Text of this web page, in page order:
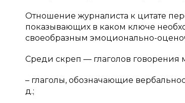
Отношение журналиста к цитате
показывающих в каком ключе
своеобразным эмоционально-
Среди скреп — глаголов говорения
– глаголы, обозначающие
д.;